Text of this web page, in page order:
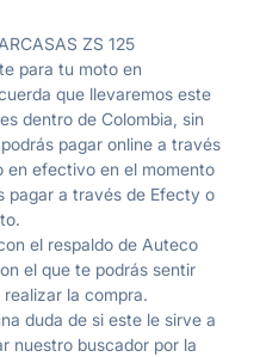
ZS 125
para tu moto en
que llevaremos este
dentro de Colombia, sin
pagar online a través
en efectivo en el momento
pagar a través de Efecty o
el respaldo de Auteco
el que te podrás sentir
la compra.
duda de si este le sirve a
nuestro buscador por la